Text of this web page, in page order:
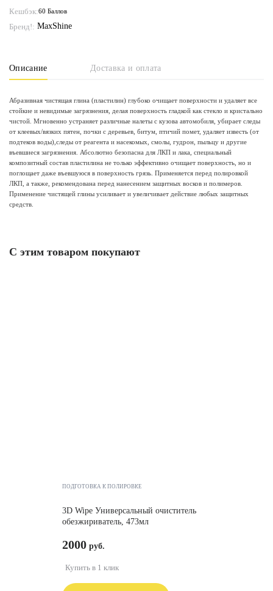
Кешбэк:60 Баллов
Бренд!: MaxShine
Описание Доставка и оплата
Абразивная чистящая глина (пластилин) глубоко очищает поверхности и удаляет все
стойкие и невидимые загрязнения, делая поверхность гладкой как стекло и кристально
чистой. Мгновенно устраняет различные налеты с кузова автомобиля, убирает следы
от клеевых/вязких пятен, почки с деревьев, битум, птичий помет, удаляет известь (от
подтеков воды),следы от реагента и насекомых, смолы, гудрон, пыльцу и другие
въевшиеся загрязнения. Абсолютно безопасна для ЛКП и лака, специальный
композитный состав пластилина не только эффективно очищает поверхность, но и
поглощает даже въевшуюся в поверхность грязь. Применяется перед полировкой
ЛКП, а также, рекомендована перед нанесением защитных восков и полимеров.
Применение чистящей глины усиливает и увеличивает действие любых защитных
средств.
С этим товаром покупают
ПОДГОТОВКА К ПОЛИРОВКЕ
3D Wipe Универсальный очиститель
обезжириватель, 473мл
2000
Купить в 1 клик